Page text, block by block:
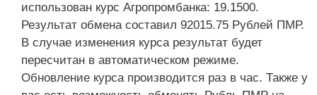
использован курс Агропромбанка: 19.1500.
Результат обмена составил 92015.75 Рублей ПМР.
В случае изменения курса результат будет
пересчитан в автоматическом режиме.
Обновление курса производится раз в час. Также у